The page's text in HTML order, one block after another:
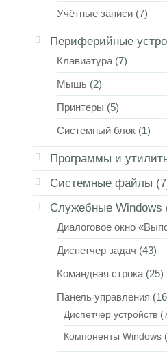
Учётные записи (7)
Периферийные
Клавиатура (7)
Мышь (2)
Принтеры (5)
Системный блок (1)
Программы и
Системные файлы
Служебные Windows
Диалоговое окно
Диспетчер задач (43)
Командная строка (25)
Панель управления
Диспетчер устройств
Компоненты Windows